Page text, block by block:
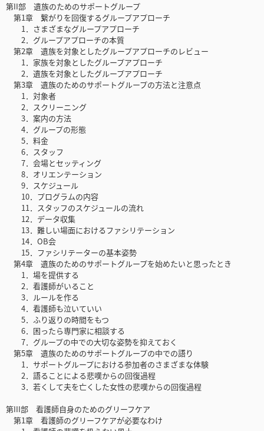
第II部 遺族のためのサポートグループ
第1章 繋がりを回復するグループアプローチ
1．さまざまなグループアプローチ
2．グループアプローチの本質
第2章 遺族を対象としたグループアプローチのレビュー
1．家族を対象としたグループアプローチ
2．遺族を対象としたグループアプローチ
第3章 遺族のためのサポートグループの方法と注意点
1．対象者
2．スクリーニング
3．案内の方法
4．グループの形態
5．料金
6．スタッフ
7．会場とセッティング
8．オリエンテーション
9．スケジュール
10．プログラムの内容
11．スタッフのスケジュールの流れ
12．データ収集
13．難しい場面におけるファシリテーション
14．OB会
15．ファシリテーターの基本姿勢
第4章 遺族のためのサポートグループを始めたいと思ったとき
1．場を提供する
2．看護師がいること
3．ルールを作る
4．看護師も泣いていい
5．ふり返りの時間をもつ
6．困ったら専門家に相談する
7．グループの中での大切な姿勢を抑えておく
第5章 遺族のためのサポートグループの中での語り
1．サポートグループにおける参加者のさまざまな体験
2．語ることによる悲嘆からの回復過程
3．若くして夫を亡くした女性の悲嘆からの回復過程
第III部 看護師自身のためのグリーフケア
第1章 看護師のグリーフケアが必要なわけ